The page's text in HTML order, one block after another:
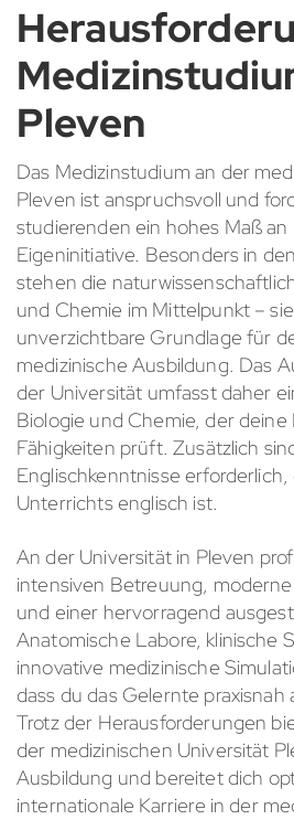
Pleven
Das Medizinstudium an der
Pleven ist anspruchsvoll und
studierenden ein hohes Maß
Eigeninitiative. Besonders in
stehen die
und Chemie im Mittelpunkt –
unverzichtbare Grundlage für
medizinische Ausbildung. Das
der Universität umfasst daher
Biologie und Chemie, der deine
Fähigkeiten prüft. Zusätzlich
Englischkenntnisse
Unterrichts englisch ist.
An der Universität in Pleven
intensiven Betreuung,
und einer hervorragend
Anatomische Labore, klinische
innovative medizinische
dass du das Gelernte praxisnah
Trotz der Herausforderungen
der medizinischen Universität
Ausbildung und bereitet dich
internationale Karriere in der